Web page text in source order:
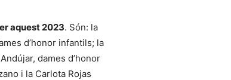
aquest 2023. Són: la
d’honor infantils; la
dames d’honor
i la Carlota Rojas